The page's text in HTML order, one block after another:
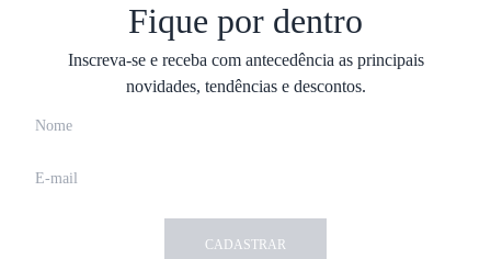
Fique por dentro
Inscreva-se e receba com antecedência as principais
novidades, tendências e descontos.
CADASTRAR